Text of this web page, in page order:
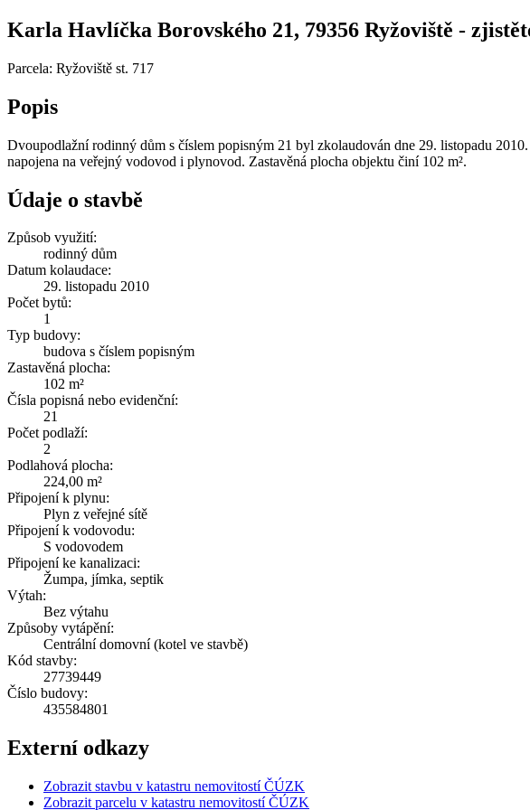
Karla Havlíčka Borovského 21, 79356 Ryžoviště -
Parcela: Ryžoviště st. 717
Popis
Dvoupodlažní rodinný dům s číslem popisným 21 byl zkolaudován dne 29. listopadu
napojena na veřejný vodovod i plynovod. Zastavěná plocha objektu činí 102 m².
Údaje o stavbě
Způsob využití:
rodinný dům
Datum kolaudace:
29. listopadu 2010
Počet bytů:
1
Typ budovy:
budova s číslem popisným
Zastavěná plocha:
102 m²
Čísla popisná nebo evidenční:
21
Počet podlaží:
2
Podlahová plocha:
224,00 m²
Připojení k plynu:
Plyn z veřejné sítě
Připojení k vodovodu:
S vodovodem
Připojení ke kanalizaci:
Žumpa, jímka, septik
Výtah:
Bez výtahu
Způsoby vytápění:
Centrální domovní (kotel ve stavbě)
Kód stavby:
27739449
Číslo budovy:
435584801
Externí odkazy
Zobrazit stavbu v katastru nemovitostí ČÚZK
Zobrazit parcelu v katastru nemovitostí ČÚZK